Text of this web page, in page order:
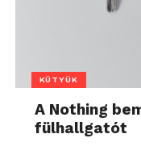
KÜTYÜK
A Nothing
fülhallgatót